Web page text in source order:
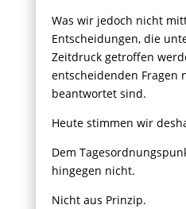
Was wir jedoch nicht
Entscheidungen, die
Zeitdruck getroffen
entscheidenden Fragen
beantwortet sind.
Heute stimmen wir
Dem
hingegen nicht.
Nicht aus Prinzip.